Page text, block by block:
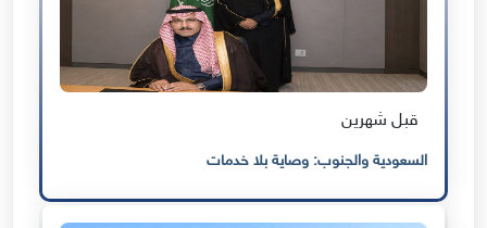
قبل شهرين
السعودية والجنوب: وصاية بلا خدمات